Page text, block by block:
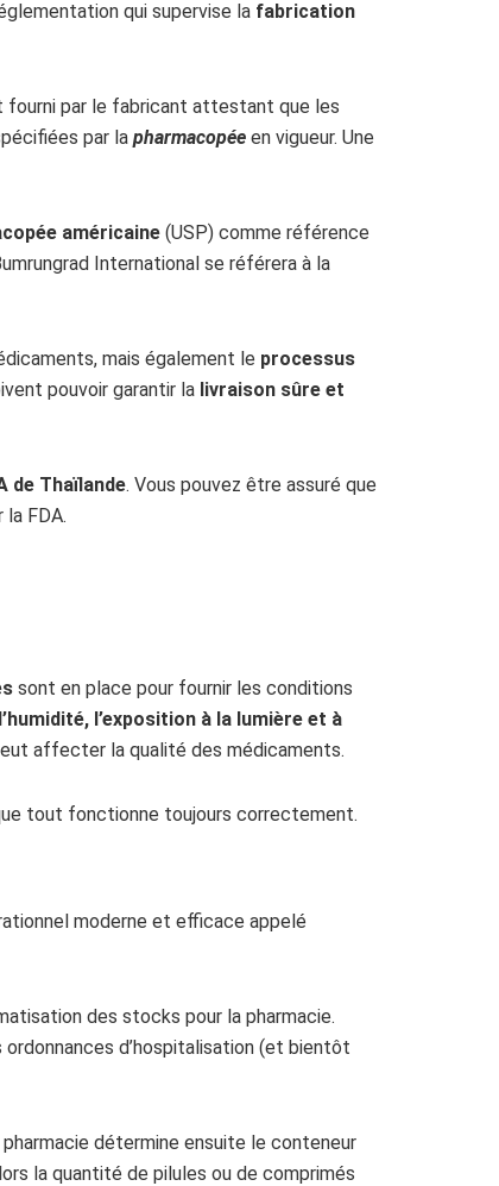
qui supervise la fabrication
fourni par le fabricant attestant que les
par la pharmacopée en vigueur. Une
américaine (USP) comme référence
International se référera à la
mais également le processus
pouvoir garantir la livraison sûre et
de Thaïlande. Vous pouvez être assuré que
FDA.
sont en place pour fournir les conditions
l’exposition à la lumière et à
affecter la qualité des médicaments.
tout fonctionne toujours correctement.
moderne et efficace appelé
des stocks pour la pharmacie.
d’hospitalisation (et bientôt
détermine ensuite le conteneur
la quantité de pilules ou de comprimés